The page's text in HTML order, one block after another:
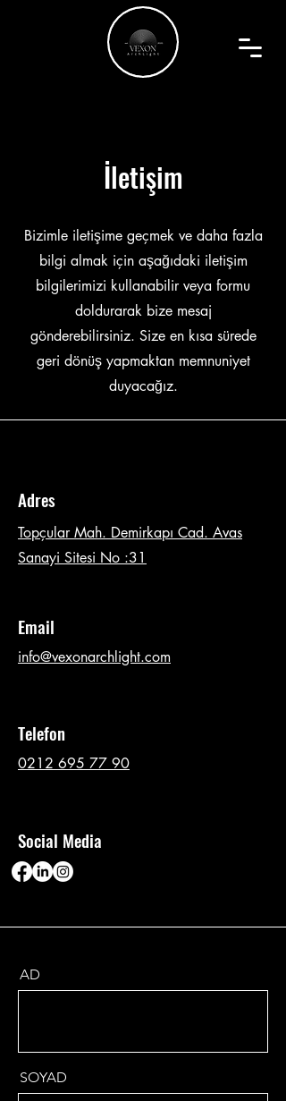
İletişim
Bizimle iletişime geçmek ve daha fazla
bilgi almak için aşağıdaki iletişim
bilgilerimizi kullanabilir veya formu
doldurarak bize mesaj
gönderebilirsiniz. Size en kısa sürede
geri dönüş yapmaktan memnuniyet
duyacağız.
Adres
Topçular Mah. Demirkapı Cad. Avas
Sanayi Sitesi No :31
Email
info@vexonarchlight.com
Telefon
0212 695 77 90
Social Media
AD
SOYAD